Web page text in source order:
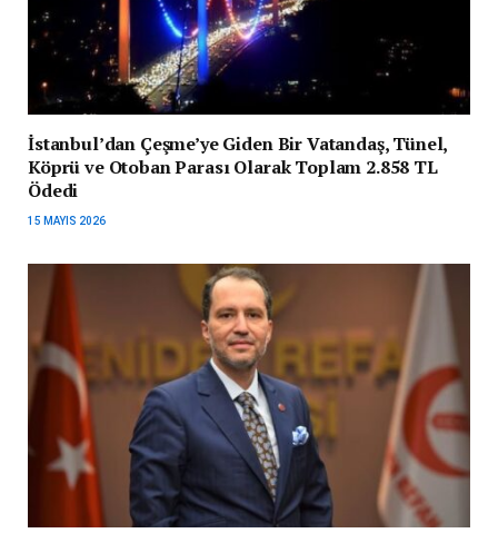
İstanbul’dan Çeşme’ye Giden Bir Vatandaş, Tünel,
Köprü ve Otoban Parası Olarak Toplam 2.858 TL
Ödedi
15 MAYIS 2026